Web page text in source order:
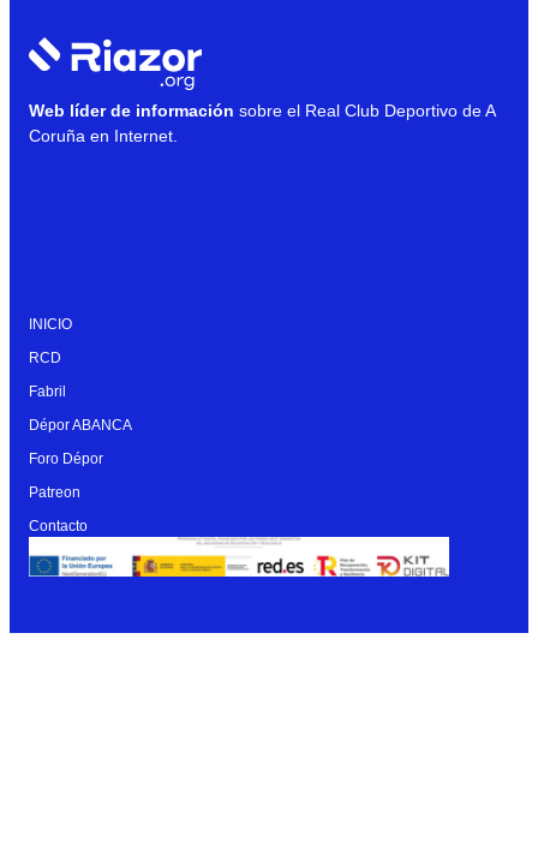
Web líder de información sobre el Real Club Deportivo de A
Coruña en Internet.
INICIO
RCD
Fabril
Dépor ABANCA
Foro Dépor
Patreon
Contacto